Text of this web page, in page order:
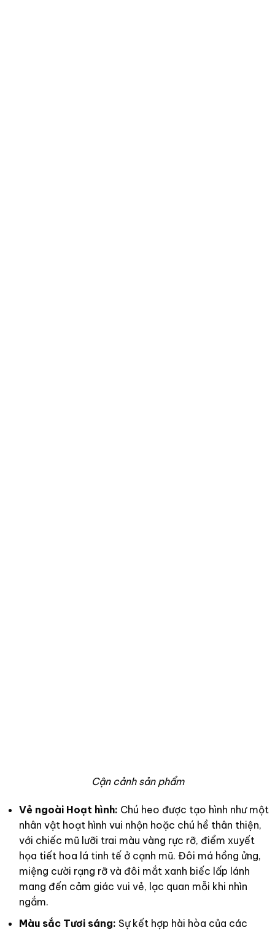
Cận cảnh sản phẩm
Vẻ ngoài Hoạt hình: Chú heo được tạo hình như một
nhân vật hoạt hình vui nhộn hoặc chú hề thân thiện,
với chiếc mũ lưỡi trai màu vàng rực rỡ, điểm xuyết
họa tiết hoa lá tinh tế ở cạnh mũ. Đôi má hồng ửng,
miệng cười rạng rỡ và đôi mắt xanh biếc lấp lánh
mang đến cảm giác vui vẻ, lạc quan mỗi khi nhìn
ngắm.
Màu sắc Tươi sáng: Sự kết hợp hài hòa của các